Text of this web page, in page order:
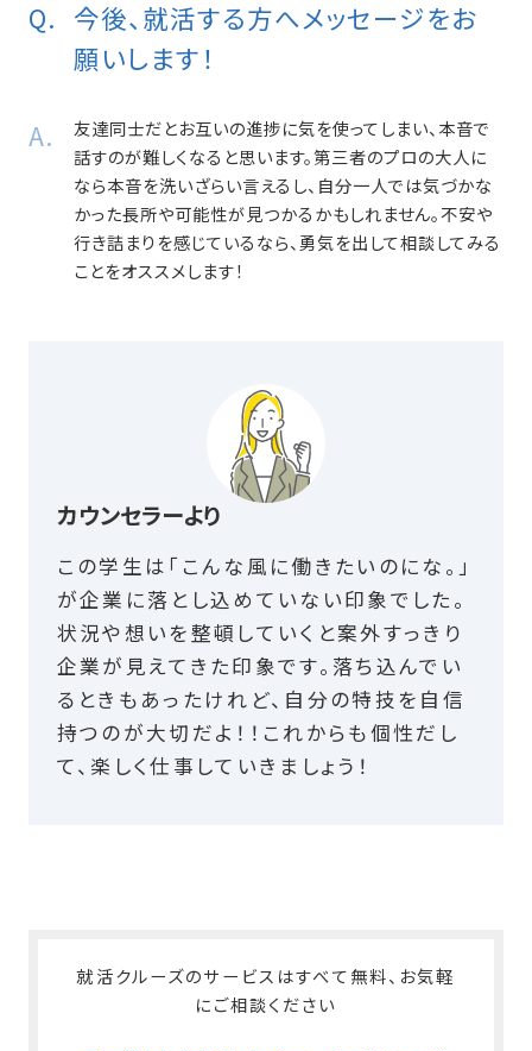
今後、就活する方へメッセージをお
願いします！
友達同士だとお互いの進捗に気を使ってしまい、本音で
話すのが難しくなると思います。第三者のプロの大人に
なら本音を洗いざらい言えるし、自分一人では気づかな
かった長所や可能性が見つかるかもしれません。不安や
行き詰まりを感じているなら、勇気を出して相談してみる
ことをオススメします！
カウンセラーより
この学生は「こんな風に働きたいのにな。」
が企業に落とし込めていない印象でした。
状況や想いを整頓していくと案外すっきり
企業が見えてきた印象です。落ち込んでい
るときもあったけれど、自分の特技を自信
持つのが大切だよ！！これからも個性だし
て、楽しく仕事していきましょう！
就活クルーズのサービスはすべて無料、お気軽
にご相談ください